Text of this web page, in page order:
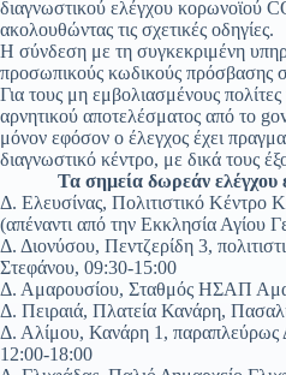
διαγνωστικού ελέγχου κορωνοϊού
ακολουθώντας τις σχετικές οδηγίες.
Η σύνδεση με τη συγκεκριμένη
προσωπικούς κωδικούς πρόσβασης
Για τους μη εμβολιασμένους
αρνητικού αποτελέσματος από το
μόνον εφόσον ο έλεγχος έχει
διαγνωστικό κέντρο, με δικά τους
Τα σημεία δωρεάν ελέγχου
Δ. Ελευσίνας, Πολιτιστικό Κέντρο
(απέναντι από την Εκκλησία Αγίου
Δ. Διονύσου, Πεντζερίδη 3,
Στεφάνου, 09:30-15:00
Δ. Αμαρουσίου, Σταθμός ΗΣΑΠ
Δ. Πειραιά, Πλατεία Κανάρη,
Δ. Αλίμου, Κανάρη 1, παραπλεύρως
12:00-18:00